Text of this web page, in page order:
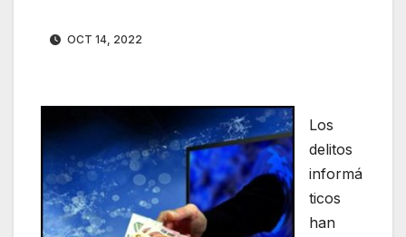
OCT 14, 2022
Los
delitos
informá
ticos
han